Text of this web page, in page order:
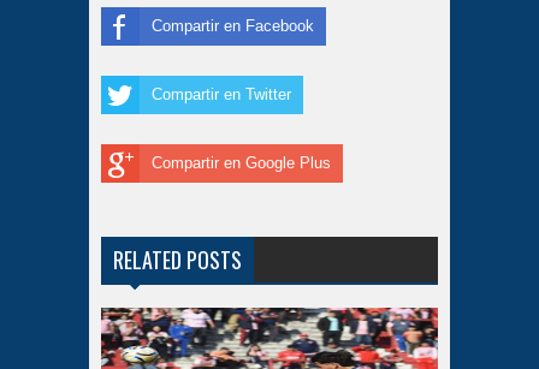
Compartir en Facebook
Compartir en Twitter
Compartir en Google Plus
RELATED POSTS